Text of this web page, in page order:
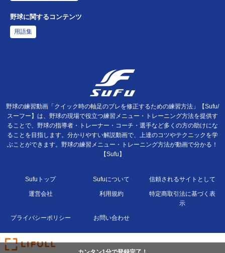
野球に関するコンテンツ
用語集
野球の練習動画「クイック時の軸足のブレを修正するための練習方法」【Sufu/
スーフー】は、野球の現場で役立つ練習メニュー・トレーニング方法を提供す
ることで、野球の指導者・トレーナー・コーチ・選手など多くの方の助けにな
ることを目指します。分かりやすい解説動画で、上達のコツやテクニックを学
ぶことができます。野球の練習メニュー・トレーニング方法が動画で分かる！
【Sufu】
Sufuトップ Sufuについて 信頼されるサイトとして
運営会社 利用規約
特定商取引法に基づく表
示
プライバシーポリシー お問い合わせ